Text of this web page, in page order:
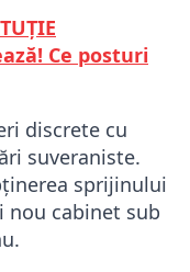
Ce posturi
discrete cu
suveraniste.
sprijinului
nou cabinet sub